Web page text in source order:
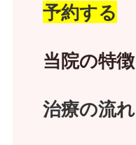
予約する
当院の特徴
治療の流れ